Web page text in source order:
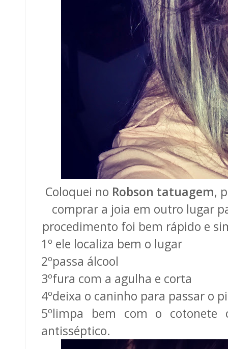
Coloquei no Robson tatuagem,
comprar a joia em outro lugar
procedimento foi bem rápido e
1º ele localiza bem o lugar
2ºpassa álcool
3ºfura com a agulha e corta
4ºdeixa o caninho para passar o
5ºlimpa bem com o
antisséptico.